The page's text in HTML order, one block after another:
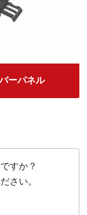
ーパネル
すか？
さい。